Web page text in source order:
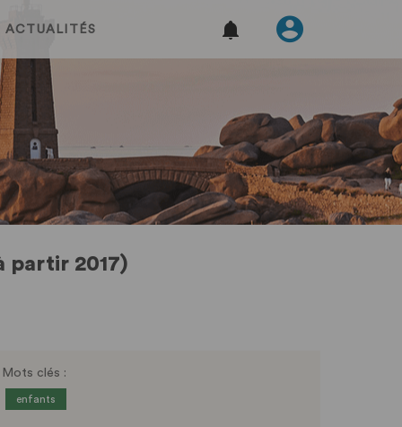
ACTUALITÉS
partir 2017)
Mots clés :
enfants